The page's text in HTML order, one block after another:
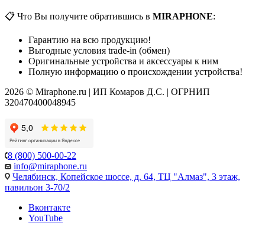
📋 Что Вы получите обратившись в MIRAPHONE:
Гарантию на всю продукцию!
Выгодные условия trade-in (обмен)
Оригинальные устройства и аксессуары к ним
Полную информацию о происхождении устройства!
2026 © Miraphone.ru | ИП Комаров Д.С. | ОГРНИП
320470400048945
8 (800) 500-00-22
info@miraphone.ru
Челябинск, Копейское шоссе, д. 64, ТЦ "Алмаз", 3 этаж,
павильон 3-70/2
Вконтакте
YouTube